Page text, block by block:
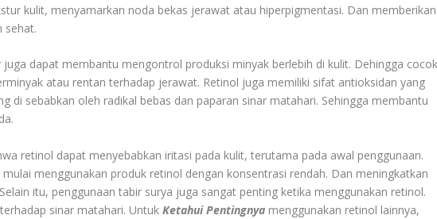
kulit, menyamarkan noda bekas jerawat atau hiperpigmentasi. Dan memberikan
sehat.
dapat membantu mengontrol produksi minyak berlebih di kulit. Dehingga
atau rentan terhadap jerawat. Retinol juga memiliki sifat antioksidan yang
di sebabkan oleh radikal bebas dan paparan sinar matahari. Sehingga membantu
retinol dapat menyebabkan iritasi pada kulit, terutama pada awal penggunaan.
menggunakan produk retinol dengan konsentrasi rendah. Dan meningkatkan
itu, penggunaan tabir surya juga sangat penting ketika menggunakan retinol.
sinar matahari. UntukKetahui Pentingnya menggunakan retinol lainnya,